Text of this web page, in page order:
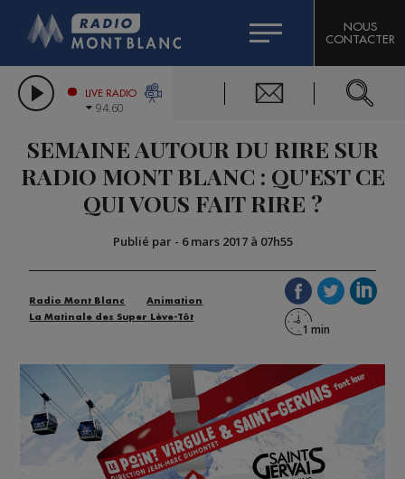
LES CHRONIQUES DE L'EXPERT
CITIZEN MACHINERY
GRAND MASSIF DOMAINES SKIABLES
BIGARD
COMPAGNIE DU MONT-BLANC
NOUS
CONTACTER
LIVE RADIO
94.60
SEMAINE AUTOUR DU RIRE SUR
RADIO MONT BLANC : QU'EST CE
QUI VOUS FAIT RIRE ?
Publié par - 6 mars 2017 à 07h55
Radio Mont Blanc
Animation
La Matinale des Super Lève-Tôt